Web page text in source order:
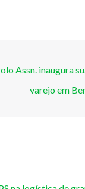
Assn. inaugura
varejo em